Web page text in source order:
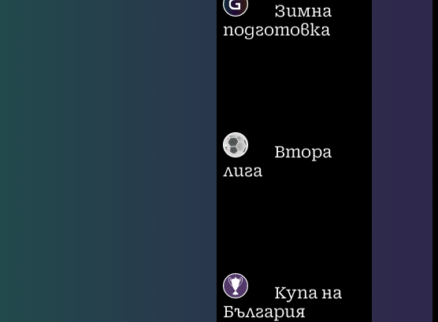
Зимна
подготовка
Втора
лига
Купа на
България